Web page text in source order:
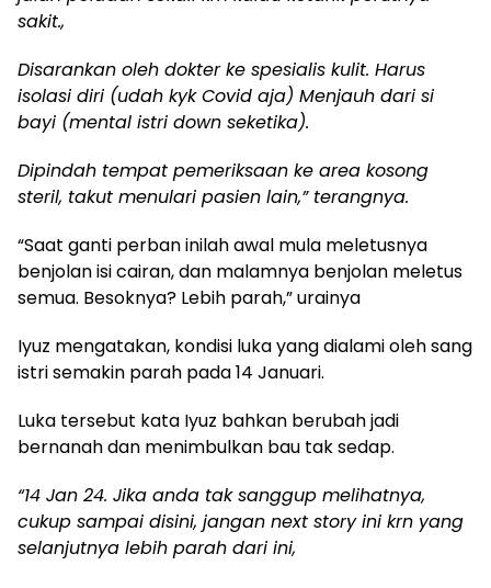
sakit.,
Disarankan oleh dokter ke spesialis kulit. Harus
isolasi diri (udah kyk Covid aja) Menjauh dari si
bayi (mental istri down seketika).
Dipindah tempat pemeriksaan ke area kosong
steril, takut menulari pasien lain,” terangnya.
“Saat ganti perban inilah awal mula meletusnya
benjolan isi cairan, dan malamnya benjolan meletus
semua. Besoknya? Lebih parah,” urainya
Iyuz mengatakan, kondisi luka yang dialami oleh sang
istri semakin parah pada 14 Januari.
Luka tersebut kata Iyuz bahkan berubah jadi
bernanah dan menimbulkan bau tak sedap.
“14 Jan 24. Jika anda tak sanggup melihatnya,
cukup sampai disini, jangan next story ini krn yang
selanjutnya lebih parah dari ini,